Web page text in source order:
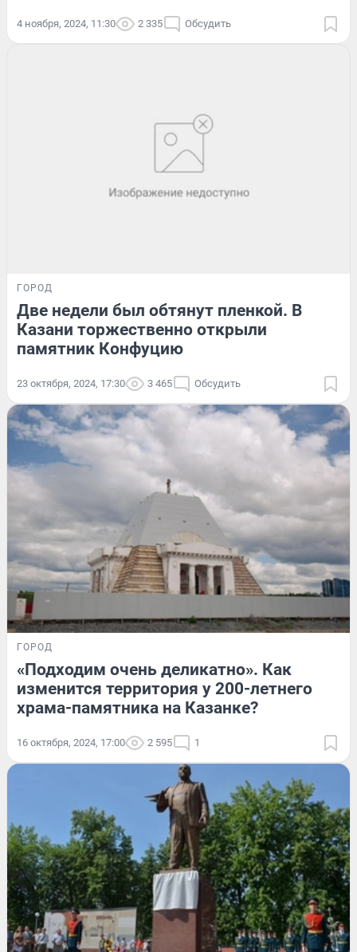
4 ноября, 2024, 11:30 2 335 Обсудить
ГОРОД
Две недели был обтянут пленкой. В
Казани торжественно открыли
памятник Конфуцию
23 октября, 2024, 17:30 3 465 Обсудить
ГОРОД
«Подходим очень деликатно». Как
изменится территория у 200-летнего
храма-памятника на Казанке?
16 октября, 2024, 17:00 2 595 1